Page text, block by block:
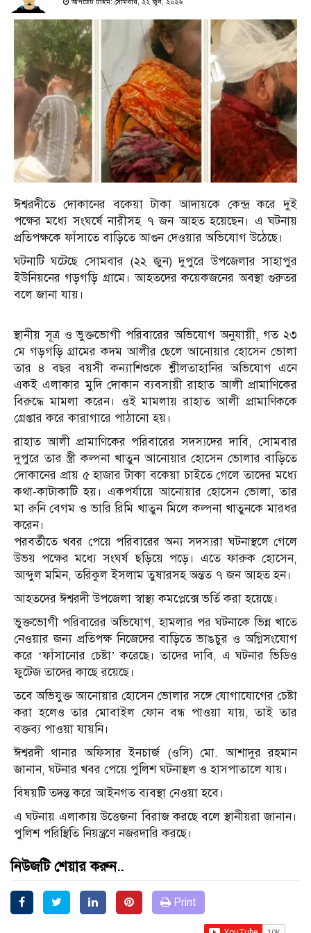
আপডেট টাইম: সোমবার, ২২ জুন, ২০২৬
ঈশ্বরদীতে দোকানের বকেয়া টাকা আদায়কে কেন্দ্র করে দুই
পক্ষের মধ্যে সংঘর্ষে নারীসহ ৭ জন আহত হয়েছেন। এ ঘটনায়
প্রতিপক্ষকে ফাঁসাতে বাড়িতে আগুন দেওয়ার অভিযোগ উঠেছে।
ঘটনাটি ঘটেছে সোমবার (২২ জুন) দুপুরে উপজেলার সাহাপুর
ইউনিয়নের গড়গড়ি গ্রামে। আহতদের কয়েকজনের অবস্থা গুরুতর
বলে জানা যায়।
স্থানীয় সূত্র ও ভুক্তভোগী পরিবারের অভিযোগ অনুযায়ী, গত ২৩
মে গড়গড়ি গ্রামের কদম আলীর ছেলে আনোয়ার হোসেন ভোলা
তার ৪ বছর বয়সী কন্যাশিশুকে শ্লীলতাহানির অভিযোগ এনে
একই এলাকার মুদি দোকান ব্যবসায়ী রাহাত আলী প্রামাণিকের
বিরুদ্ধে মামলা করেন। ওই মামলায় রাহাত আলী প্রামাণিককে
গ্রেপ্তার করে কারাগারে পাঠানো হয়।
রাহাত আলী প্রামাণিকের পরিবারের সদস্যদের দাবি, সোমবার
দুপুরে তার স্ত্রী কল্পনা খাতুন আনোয়ার হোসেন ভোলার বাড়িতে
দোকানের প্রায় ৫ হাজার টাকা বকেয়া চাইতে গেলে তাদের মধ্যে
কথা-কাটাকাটি হয়। একপর্যায়ে আনোয়ার হোসেন ভোলা, তার
মা রুনি বেগম ও ভারি রিমি খাতুন মিলে কল্পনা খাতুনকে মারধর
করেন।
পরবর্তীতে খবর পেয়ে পরিবারের অন্য সদস্যরা ঘটনাস্থলে গেলে
উভয় পক্ষের মধ্যে সংঘর্ষ ছড়িয়ে পড়ে। এতে ফারুক হোসেন,
আব্দুল মমিন, তরিকুল ইসলাম তুষারসহ অন্তত ৭ জন আহত হন।
আহতদের ঈশ্বরদী উপজেলা স্বাস্থ্য কমপ্লেক্সে ভর্তি করা হয়েছে।
ভুক্তভোগী পরিবারের অভিযোগ, হামলার পর ঘটনাকে ভিন্ন খাতে
নেওয়ার জন্য প্রতিপক্ষ নিজেদের বাড়িতে ভাঙচুর ও অগ্নিসংযোগ
করে ‘ফাঁসানোর চেষ্টা’ করেছে। তাদের দাবি, এ ঘটনার ভিডিও
ফুটেজ তাদের কাছে রয়েছে।
তবে অভিযুক্ত আনোয়ার হোসেন ভোলার সঙ্গে যোগাযোগের চেষ্টা
করা হলেও তার মোবাইল ফোন বন্ধ পাওয়া যায়, তাই তার
বক্তব্য পাওয়া যায়নি।
ঈশ্বরদী থানার অফিসার ইনচার্জ (ওসি) মো. আশাদুর রহমান
জানান, ঘটনার খবর পেয়ে পুলিশ ঘটনাস্থল ও হাসপাতালে যায়।
বিষয়টি তদন্ত করে আইনগত ব্যবস্থা নেওয়া হবে।
এ ঘটনায় এলাকায় উত্তেজনা বিরাজ করছে বলে স্থানীয়রা জানান।
পুলিশ পরিস্থিতি নিয়ন্ত্রণে নজরদারি করছে।
নিউজটি শেয়ার করুন..
Print